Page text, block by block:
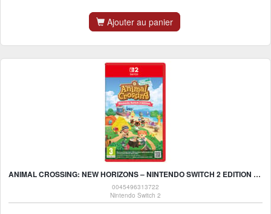
Ajouter au panier
ANIMAL CROSSING: NEW HORIZONS – NINTENDO SWITCH 2 EDITION - NINTENDO SWITCH 2
0045496313722
Nintendo Switch 2